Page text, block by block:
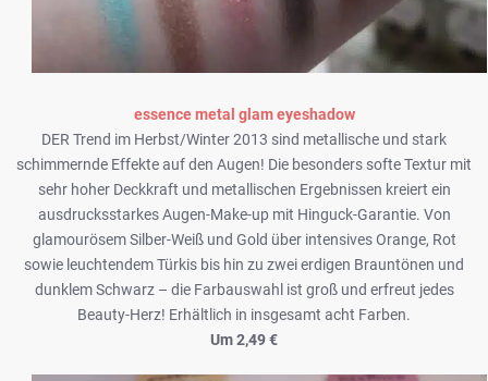
essence metal glam eyeshadow
DER Trend im Herbst/Winter 2013 sind metallische und stark
schimmernde Effekte auf den Augen! Die besonders softe Textur mit
sehr hoher Deckkraft und metallischen Ergebnissen kreiert ein
ausdrucksstarkes Augen-Make-up mit Hinguck-Garantie. Von
glamourösem Silber-Weiß und Gold über intensives Orange, Rot
sowie leuchtendem Türkis bis hin zu zwei erdigen Brauntönen und
dunklem Schwarz – die Farbauswahl ist groß und erfreut jedes
Beauty-Herz! Erhältlich in insgesamt acht Farben.
Um 2,49 €